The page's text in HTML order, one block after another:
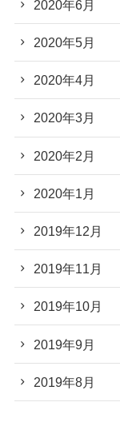
2020年6月
2020年5月
2020年4月
2020年3月
2020年2月
2020年1月
2019年12月
2019年11月
2019年10月
2019年9月
2019年8月